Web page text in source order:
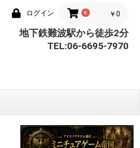
ログイン 0 ￥0
地下鉄難波駅から徒歩2分
TEL:06-6695-7970